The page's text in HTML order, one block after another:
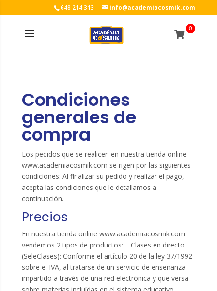
648 214 313 info@academiacosmik.com
0
Condiciones
generales de
compra
Los pedidos que se realicen en nuestra tienda online
www.academiacosmik.com se rigen por las siguientes
condiciones: Al finalizar su pedido y realizar el pago,
acepta las condiciones que le detallamos a
continuación.
Precios
En nuestra tienda online www.academiacosmik.com
vendemos 2 tipos de productos: – Clases en directo
(SeleClases): Conforme el artículo 20 de la ley 37/1992
sobre el IVA, al tratarse de un servicio de enseñanza
impartido a través de una red electrónica y que versa